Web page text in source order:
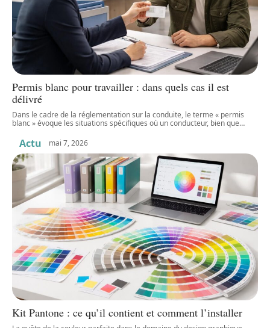
Permis blanc pour travailler : dans quels cas il est
délivré
Dans le cadre de la réglementation sur la conduite, le terme « permis
blanc » évoque les situations spécifiques où un conducteur, bien que…
Actu mai 7, 2026
Kit Pantone : ce qu’il contient et comment l’installer